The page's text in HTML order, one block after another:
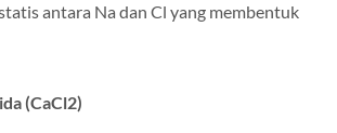
antara Na dan Cl yang membentuk
(CaCl2)